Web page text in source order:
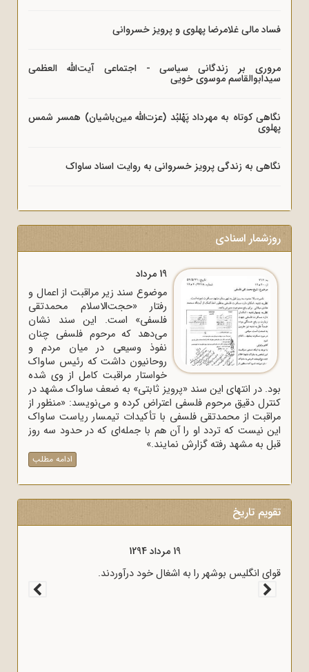
فساد مالی غلامرضا پهلوی و پرویز خسروانی
مروری بر زندگانی سیاسی - اجتماعی آیت‌الله العظمی
سیدابوالقاسم موسوی خویی
نگاهی کوتاه به مهرداد پَهْلبُد (عزت‌الله مین‌باشیان) همسر شمس
پهلوی
نگاهی به زندگی پرویز خسروانی به روایت اسناد ساواک
روزشمار اسنادی
19 مرداد
موضوع سند زیر مراقبت از اعمال و
رفتار «حجت‌الاسلام محمدتقی
فلسفی» است. این سند نشان
می‌دهد که مرحوم فلسفی چنان
نفوذ وسیعی در میان مردم و
روحانیون داشت که رئیس ساواک
خواستار مراقبت کامل از وی شده
بود. در انتهای این سند «پرویز ثابتی» به ضعف ساواک مشهد در
کنترل دقیق مرحوم فلسفی اعتراض کرده و می‌نویسد: «منظور از
مراقبت از محمدتقی فلسفی با تأکیدات تیمسار ریاست ساواک
این نیست که تردد او را آن هم با جمله‌ای که در حدود سه روز
قبل به مشهد رفته گزارش نمایند.»
ادامه مطلب
تقویم تاریخ
19 مرداد 1294
قوای انگلیس بوشهر را به اشغال خود درآوردند.